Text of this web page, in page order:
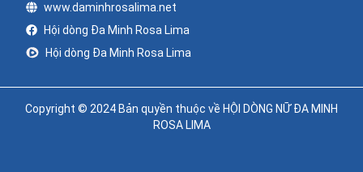
www.daminhrosalima.net
Hội dòng Đa Minh Rosa Lima
Hội dòng Đa Minh Rosa Lima
Copyright © 2024 Bản quyền thuộc về HỘI DÒNG NỮ ĐA MINH
ROSA LIMA